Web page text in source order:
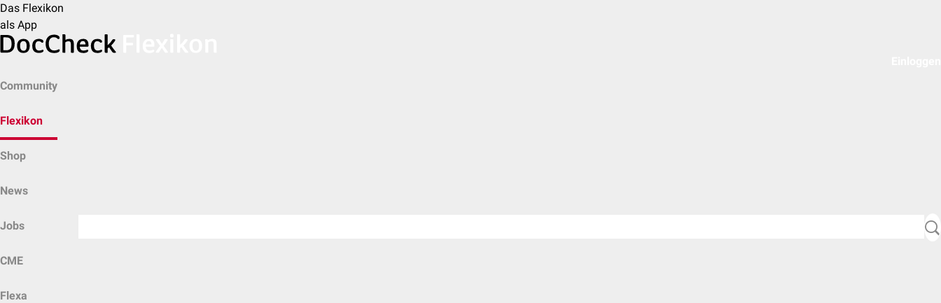
Das Flexikon
als App
Community
Flexikon
Shop
News
Jobs
CME
Flexa